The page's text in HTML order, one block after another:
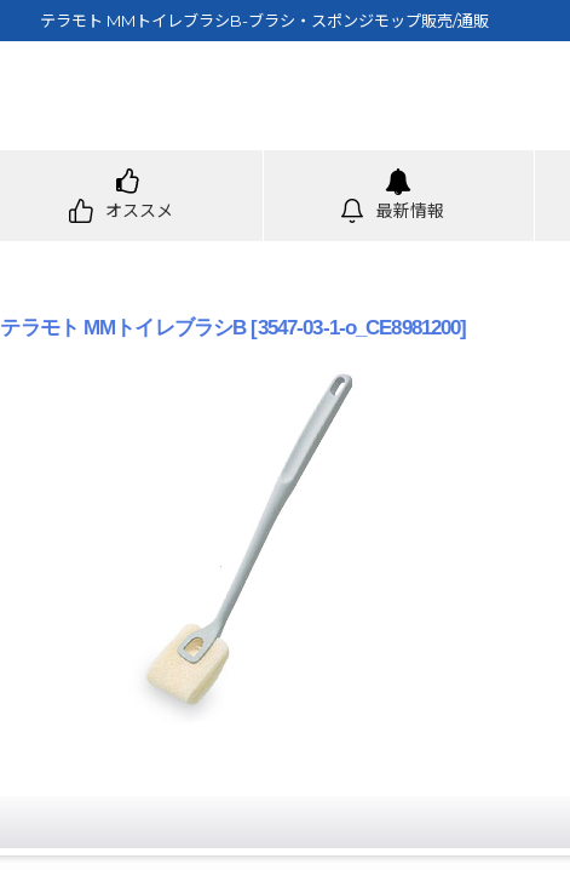
テラモト MMトイレブラシB-ブラシ・スポンジモップ販売/通販
オススメ 最新情報
テラモト MMトイレブラシB [3547-03-1-o_CE8981200]